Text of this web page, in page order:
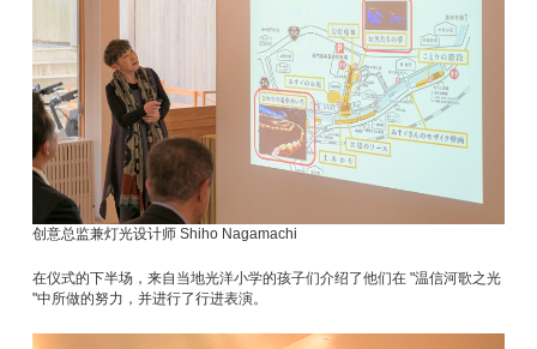
创意总监兼灯光设计师 Shiho Nagamachi
在仪式的下半场，来自当地光洋小学的孩子们介绍了他们在 "温信河歌之光
"中所做的努力，并进行了行进表演。